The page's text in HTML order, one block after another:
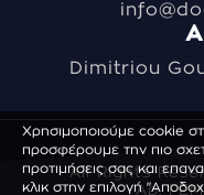
Dimitriou
All Rights
Αρ.
Χρησιμοποιούμε cookie
προσφέρουμε την πιο
προτιμήσεις σας και
κλικ στην επιλογή